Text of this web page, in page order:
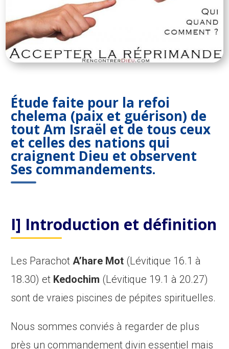
Étude faite pour la refoi
chelema (paix et guérison) de
tout Am Israël et de tous ceux
et celles des nations qui
craignent Dieu et observent
Ses commandements.
I] Introduction et définition
Les Parachot A’hare Mot (Lévitique 16.1 à
18.30) et Kedochim (Lévitique 19.1 à 20.27)
sont de vraies piscines de pépites spirituelles.
Nous sommes conviés à regarder de plus
près un commandement divin essentiel mais